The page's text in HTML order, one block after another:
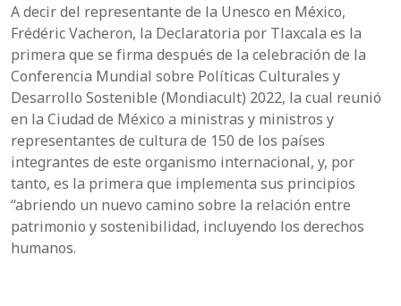
A decir del representante de la Unesco en México,
Frédéric Vacheron, la Declaratoria por Tlaxcala es la
primera que se firma después de la celebración de la
Conferencia Mundial sobre Políticas Culturales y
Desarrollo Sostenible (Mondiacult) 2022, la cual reunió
en la Ciudad de México a ministras y ministros y
representantes de cultura de 150 de los países
integrantes de este organismo internacional, y, por
tanto, es la primera que implementa sus principios
“abriendo un nuevo camino sobre la relación entre
patrimonio y sostenibilidad, incluyendo los derechos
humanos.